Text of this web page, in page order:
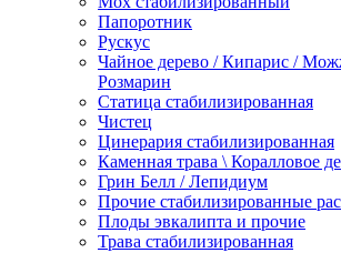
Папоротник
Рускус
Чайное дерево / Кипарис /
Розмарин
Статица стабилизированная
Чистец
Цинерария стабилизированная
Каменная трава \ Коралловое
Грин Белл / Лепидиум
Прочие стабилизированные
Плоды эвкалипта и прочие
Трава стабилизированная